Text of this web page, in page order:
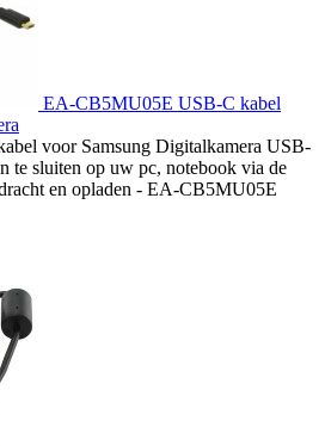
EA-CB5MU05E USB-C kabel
voor Samsung Digitalkamera USB-
te sluiten op uw pc, notebook via de
en opladen - EA-CB5MU05E